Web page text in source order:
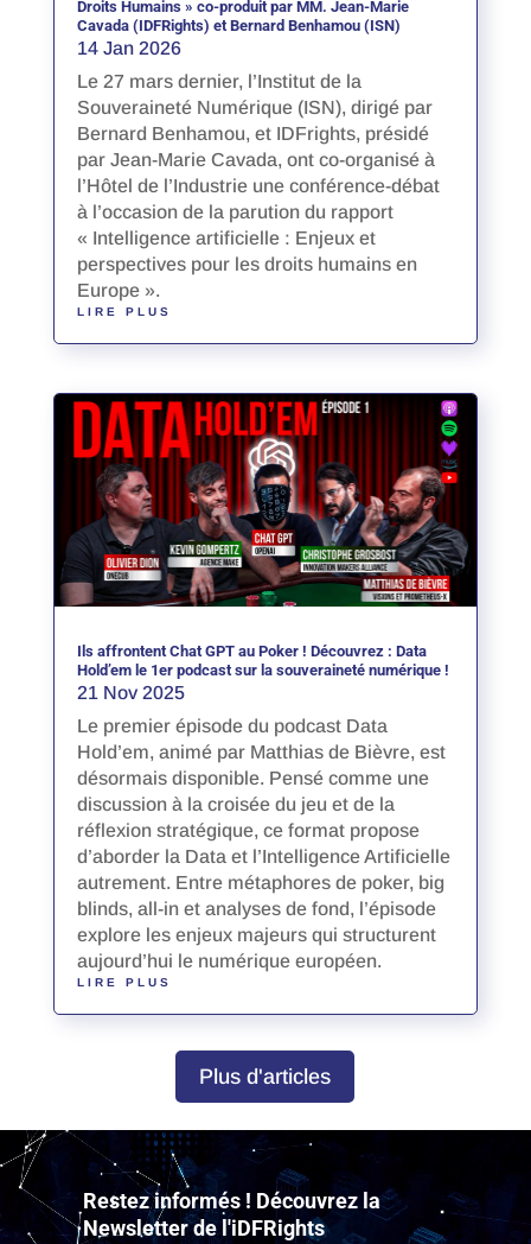
Droits Humains » co-produit par MM. Jean-Marie
Cavada (IDFRights) et Bernard Benhamou (ISN)
14 Jan 2026
Le 27 mars dernier, l’Institut de la
Souveraineté Numérique (ISN), dirigé par
Bernard Benhamou, et IDFrights, présidé
par Jean-Marie Cavada, ont co-organisé à
l’Hôtel de l’Industrie une conférence-débat
à l’occasion de la parution du rapport
« Intelligence artificielle : Enjeux et
perspectives pour les droits humains en
Europe ».
LIRE PLUS
Ils affrontent Chat GPT au Poker ! Découvrez : Data
Hold’em le 1er podcast sur la souveraineté numérique !
21 Nov 2025
Le premier épisode du podcast Data
Hold’em, animé par Matthias de Bièvre, est
désormais disponible. Pensé comme une
discussion à la croisée du jeu et de la
réflexion stratégique, ce format propose
d’aborder la Data et l’Intelligence Artificielle
autrement. Entre métaphores de poker, big
blinds, all-in et analyses de fond, l’épisode
explore les enjeux majeurs qui structurent
aujourd’hui le numérique européen.
LIRE PLUS
Plus d'articles
Lecteur
vidéo
Restez informés ! Découvrez la
Newsletter de l'iDFRights